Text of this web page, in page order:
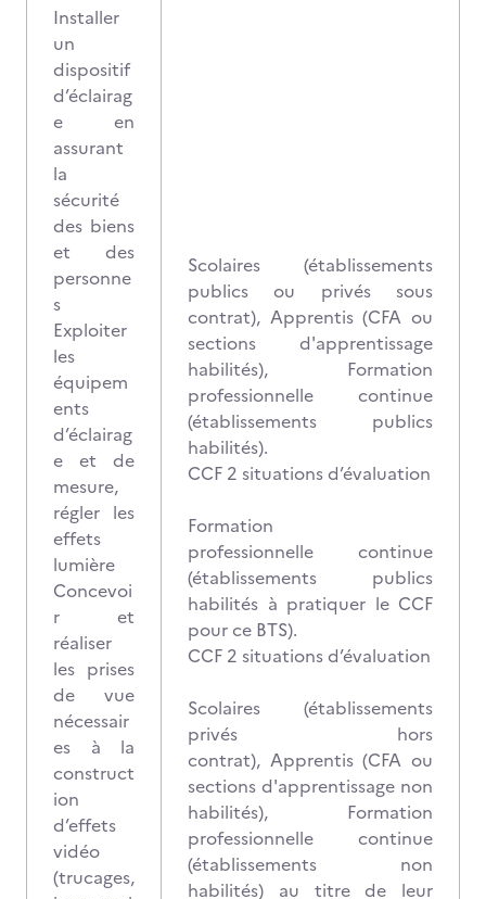
Installer
un
dispositif
d’éclairag
e en
assurant
la
sécurité
des biens
et des
personne
s
Exploiter
les
équipem
ents
d’éclairag
e et de
mesure,
régler les
effets
lumière
Concevoi
r et
réaliser
les prises
de vue
nécessair
es à la
construct
ion
d’effets
vidéo
(trucages,
Scolaires (établissements
publics ou privés sous
contrat), Apprentis (CFA ou
sections d'apprentissage
habilités), Formation
professionnelle continue
(établissements publics
habilités).
CCF 2 situations d’évaluation
Formation
professionnelle continue
(établissements publics
habilités à pratiquer le CCF
pour ce BTS).
CCF 2 situations d’évaluation
Scolaires (établissements
privés hors
contrat), Apprentis (CFA ou
sections d'apprentissage non
habilités), Formation
professionnelle continue
(établissements non
habilités) au titre de leur